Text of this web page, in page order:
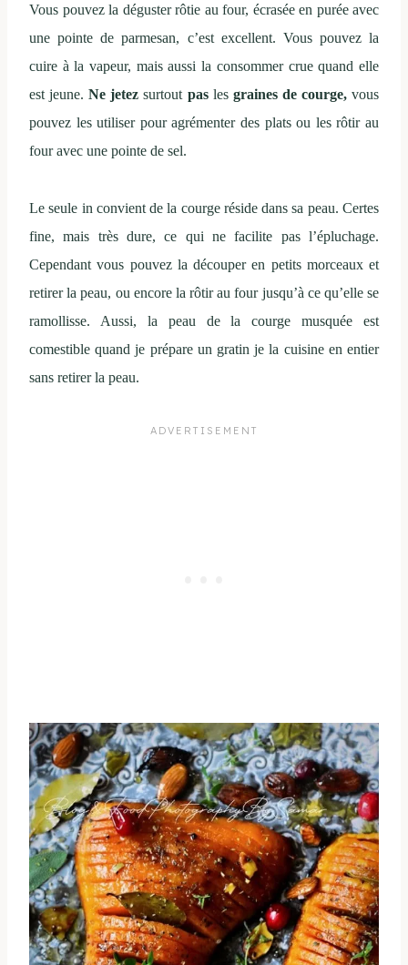
Vous pouvez la déguster rôtie au four, écrasée en purée avec
une pointe de parmesan, c’est excellent. Vous pouvez la
cuire à la vapeur, mais aussi la consommer crue quand elle
est jeune.Ne jetez surtout pasles graines de courge,vous
pouvez les utiliser pour agrémenter des plats ou les rôtir au
four avec une pointe de sel.
Le seule in convient de la courge réside dans sa peau. Certes
fine, mais très dure, ce qui ne facilite pas l’épluchage.
Cependant vous pouvez la découper en petits morceaux et
retirer la peau, ou encore la rôtir au four jusqu’à ce qu’elle se
ramollisse. Aussi, la peau de la courge musquée est
comestible quand je prépare un gratin je la cuisine en entier
sans retirer la peau.